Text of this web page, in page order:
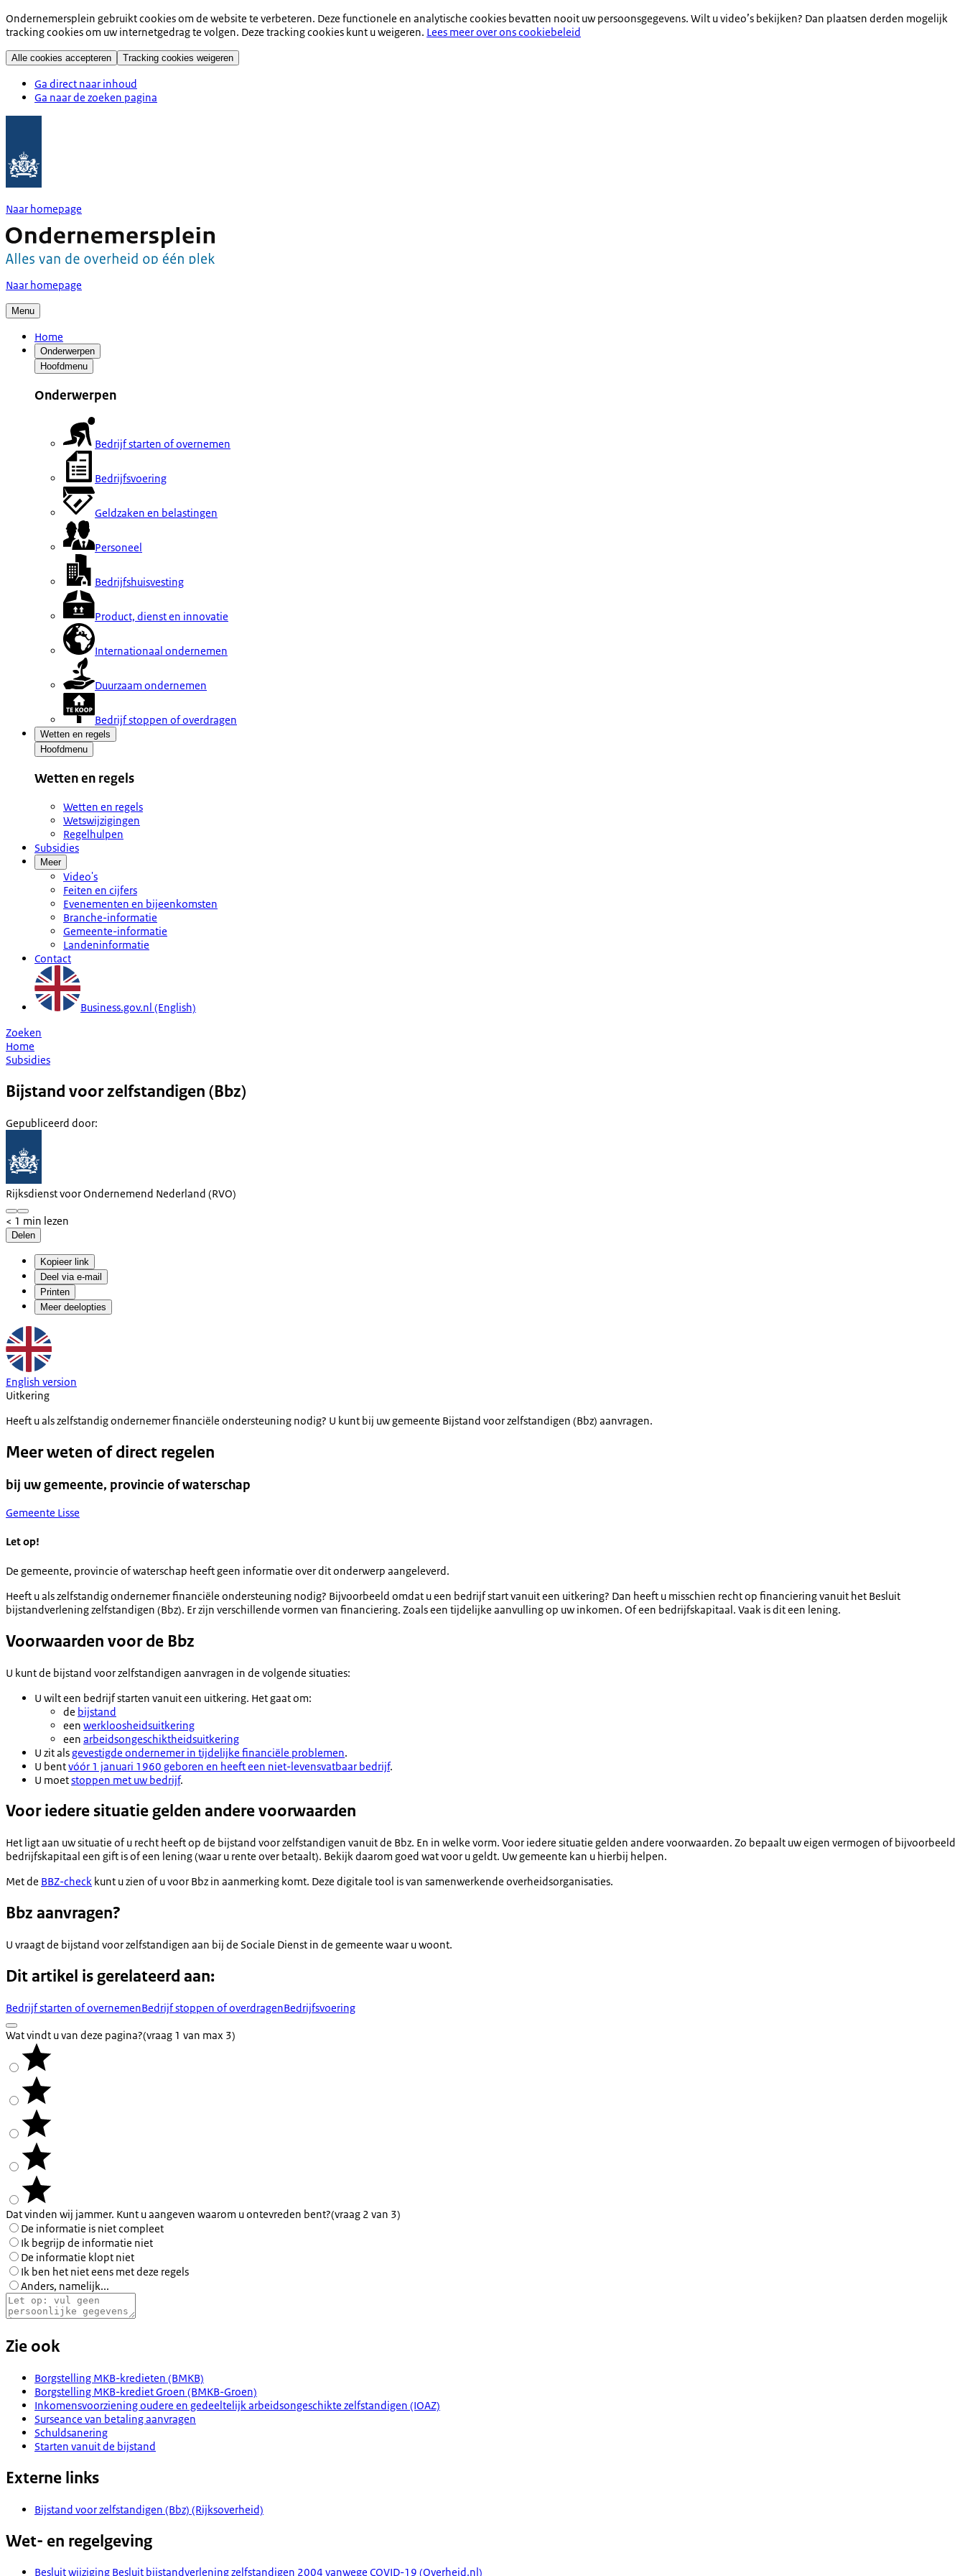
Ondernemersplein gebruikt cookies om de website te verbeteren. Deze functionele en analytische cookies bevatten nooit uw persoonsgegevens. Wilt u video’s bekijken? Dan plaatsen derden mogelijk
tracking cookies om uw internetgedrag te volgen. Deze tracking cookies kunt u weigeren. Lees meer over ons cookiebeleid
Alle cookies accepteren Tracking cookies weigeren
Ga direct naar inhoud
Ga naar de zoeken pagina
Naar homepage
Naar homepage
Menu
Home
Onderwerpen
Hoofdmenu
Onderwerpen
Bedrijf starten of overnemen
Bedrijfsvoering
Geldzaken en belastingen
Personeel
Bedrijfshuisvesting
Product, dienst en innovatie
Internationaal ondernemen
Duurzaam ondernemen
Bedrijf stoppen of overdragen
Wetten en regels
Hoofdmenu
Wetten en regels
Wetten en regels
Wetswijzigingen
Regelhulpen
Subsidies
Meer
Video's
Feiten en cijfers
Evenementen en bijeenkomsten
Branche-informatie
Gemeente-informatie
Landeninformatie
Contact
Business.gov.nl (English)
Zoeken
Home
Subsidies
Bijstand voor zelfstandigen (Bbz)
Gepubliceerd door:
Rijksdienst voor Ondernemend Nederland (RVO)
< 1 min lezen
Delen
Kopieer link
Deel via e-mail
Printen
Meer deelopties
English version
Uitkering
Heeft u als zelfstandig ondernemer financiële ondersteuning nodig? U kunt bij uw gemeente Bijstand voor zelfstandigen (Bbz) aanvragen.
Meer weten of direct regelen
bij uw gemeente, provincie of waterschap
Gemeente Lisse
Let op!
De gemeente, provincie of waterschap heeft geen informatie over dit onderwerp aangeleverd.
Heeft u als zelfstandig ondernemer financiële ondersteuning nodig? Bijvoorbeeld omdat u een bedrijf start vanuit een uitkering? Dan heeft u misschien recht op financiering vanuit het Besluit
bijstandverlening zelfstandigen (Bbz). Er zijn verschillende vormen van financiering. Zoals een tijdelijke aanvulling op uw inkomen. Of een bedrijfskapitaal. Vaak is dit een lening.
Voorwaarden voor de Bbz
U kunt de bijstand voor zelfstandigen aanvragen in de volgende situaties:
U wilt een bedrijf starten vanuit een uitkering. Het gaat om:
de bijstand
een werkloosheidsuitkering
een arbeidsongeschiktheidsuitkering
U zit alsgevestigde ondernemer in tijdelijke financiële problemen.
U bentvóór 1 januari 1960 geboren en heeft een niet-levensvatbaar bedrijf.
U moetstoppen met uw bedrijf.
Voor iedere situatie gelden andere voorwaarden
Het ligt aan uw situatie of u recht heeft op de bijstand voor zelfstandigen vanuit de Bbz. En in welke vorm. Voor iedere situatie gelden andere voorwaarden. Zo bepaalt uw eigen vermogen of bijvoorbeeld
bedrijfskapitaal een gift is of een lening (waar u rente over betaalt). Bekijk daarom goed wat voor u geldt. Uw gemeente kan u hierbij helpen.
Met de BBZ-check kunt u zien of u voor Bbz in aanmerking komt. Deze digitale tool is van samenwerkende overheidsorganisaties.
Bbz aanvragen?
U vraagt de bijstand voor zelfstandigen aan bij de Sociale Dienst in de gemeente waar u woont.
Dit artikel is gerelateerd aan:
Bedrijf starten of overnemenBedrijf stoppen of overdragenBedrijfsvoering
Wat vindt u van deze pagina?(vraag 1 van max 3)
Dat vinden wij jammer. Kunt u aangeven waarom u ontevreden bent?(vraag 2 van 3)
De informatie is niet compleet
Ik begrijp de informatie niet
De informatie klopt niet
Ik ben het niet eens met deze regels
Anders, namelijk...
Zie ook
Borgstelling MKB-kredieten (BMKB)
Borgstelling MKB-krediet Groen (BMKB-Groen)
Inkomensvoorziening oudere en gedeeltelijk arbeidsongeschikte zelfstandigen (IOAZ)
Surseance van betaling aanvragen
Schuldsanering
Starten vanuit de bijstand
Externe links
Bijstand voor zelfstandigen (Bbz) (Rijksoverheid)
Wet- en regelgeving
Besluit wijziging Besluit bijstandverlening zelfstandigen 2004 vanwege COVID-19 (Overheid.nl)